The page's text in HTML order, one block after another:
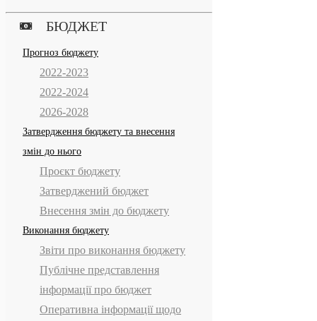
БЮДЖЕТ
Прогноз бюджету
2022-2023
2022-2024
2026-2028
Затвердження бюджету та внесення
змін до нього
Проєкт бюджету
Затверджений бюджет
Внесення змін до бюджету
Виконання бюджету
Звіти про виконання бюджету
Публічне представлення
інформації про бюджет
Оперативна інформації щодо